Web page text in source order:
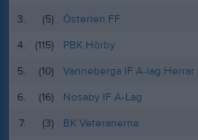
3.
(5)
Österlen FF
4.
(115)
PBK Hörby
5.
(10)
Vanneberga IF A-lag Herrar
6.
(16)
Nosaby IF A-Lag
7.
(3)
BK Veteranerna